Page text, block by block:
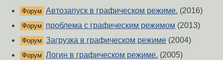
Форум Автозапуск в графическом режиме. (2016)
Форум проблема с графическим режимом (2013)
Форум Загрузка в графическом режиме (2004)
Форум Логин в графическом режиме. (2005)